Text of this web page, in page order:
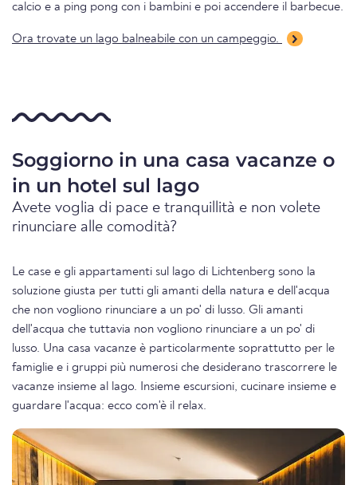
calcio e a ping pong con i bambini e poi accendere il barbecue.
Ora trovate un lago balneabile con un campeggio.
Soggiorno in una casa vacanze o
in un hotel sul lago
Avete voglia di pace e tranquillità e non volete
rinunciare alle comodità?
Le case e gli appartamenti sul lago di Lichtenberg sono la
soluzione giusta per tutti gli amanti della natura e dell'acqua
che non vogliono rinunciare a un po' di lusso. Gli amanti
dell'acqua che tuttavia non vogliono rinunciare a un po' di
lusso. Una casa vacanze è particolarmente soprattutto per le
famiglie e i gruppi più numerosi che desiderano trascorrere le
vacanze insieme al lago. Insieme escursioni, cucinare insieme e
guardare l'acqua: ecco com'è il relax.